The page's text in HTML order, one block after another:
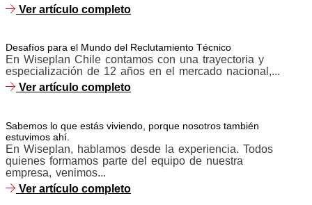
Ver artículo completo
Desafíos para el Mundo del Reclutamiento Técnico
En Wiseplan Chile contamos con una trayectoria y
especialización de 12 años en el mercado nacional,...
Ver artículo completo
Sabemos lo que estás viviendo, porque nosotros también
estuvimos ahí.
En Wiseplan, hablamos desde la experiencia. Todos
quienes formamos parte del equipo de nuestra
empresa, venimos...
Ver artículo completo